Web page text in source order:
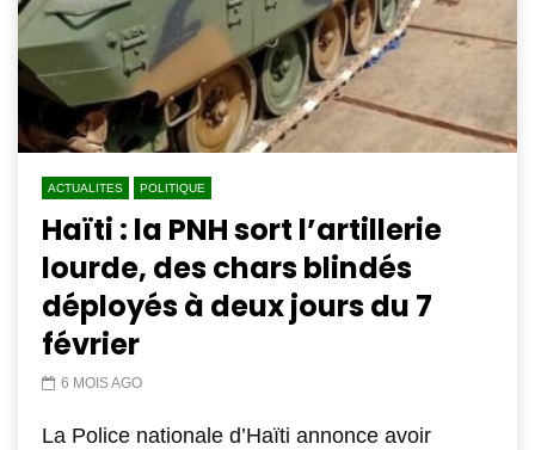
ACTUALITES POLITIQUE
Haïti : la PNH sort l’artillerie
lourde, des chars blindés
déployés à deux jours du 7
février
6 MOIS AGO
La Police nationale d’Haïti annonce avoir